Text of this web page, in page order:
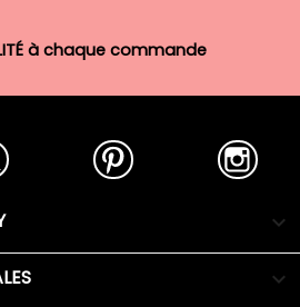
à chaque commande
Twitter Pinterest

